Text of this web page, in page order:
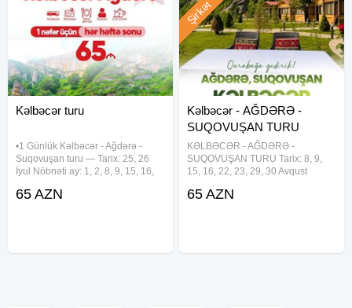
Kəlbəcər turu
•1 Günlük Kəlbəcər - Ağdərə -
Suqovuşan turu — Tarix: 25, 26
İyul Nöbnəti ay: 1, 2, 8, 9, 15, 16,
•Ekonom paket: 65 azn •Standart
65 AZN
Kəlbəcər - AĞDƏRƏ -
SUQOVUŞAN TURU
KƏLBƏCƏR - AĞDƏRƏ -
SUQOVUŞAN TURU Tarix: 8, 9,
15, 16, 22, 23, 29, 30 Avqust
Standart Paket - 70 AZN Qiymətə
Şirkət
65 AZN